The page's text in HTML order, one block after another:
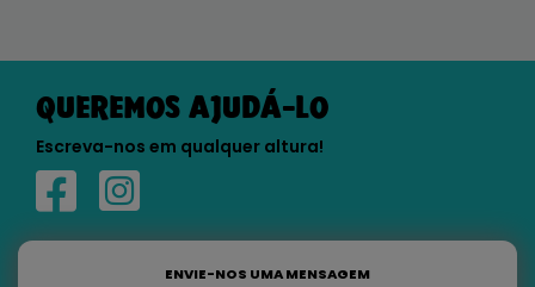
QUEREMOS AJUDÁ-LO
Escreva-nos em qualquer altura!
ENVIE-NOS UMA MENSAGEM